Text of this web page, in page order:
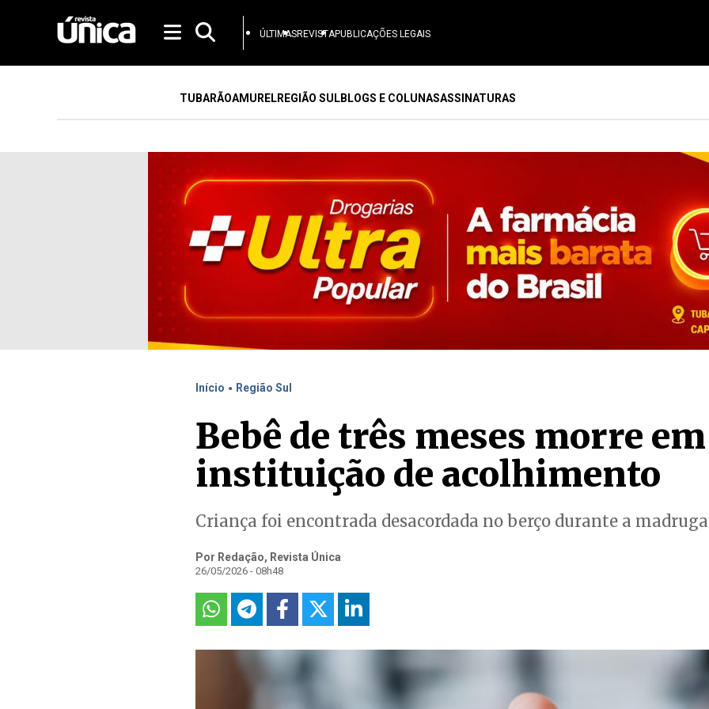
ÚLTIMASREVISTAPUBLICAÇÕES LEGAIS
TUBARÃOAMURELREGIÃO SULBLOGS E COLUNASASSINATURAS
Início . Região Sul
Bebê de três meses morre em
instituição de acolhimento
Criança foi encontrada desacordada no berço durante a
Por Redação, Revista Única
26/05/2026 - 08h48